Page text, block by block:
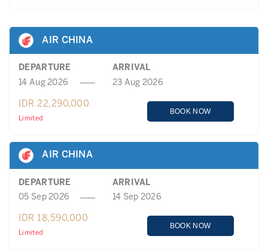
AIR CHINA
DEPARTURE
ARRIVAL
14 Aug 2026
23 Aug 2026
IDR 22,290,000
Limited
BOOK NOW
AIR CHINA
DEPARTURE
ARRIVAL
05 Sep 2026
14 Sep 2026
IDR 18,590,000
Limited
BOOK NOW